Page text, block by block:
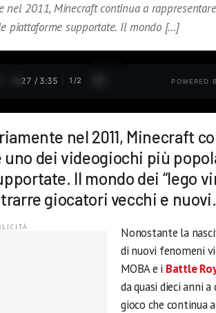
nel 2011, Minecraft continua a
piattaforme supportate. Il mondo […]
0:28 / 3:35 1 /2 POWERED
nel 2011, Minecraft
uno dei videogiochi più
Il mondo dei “lego
giocatori vecchi e nuovi.
Nonostante la
di nuovi fenomeni
MOBA e i Battle
da quasi dieci anni a
gioco che continua